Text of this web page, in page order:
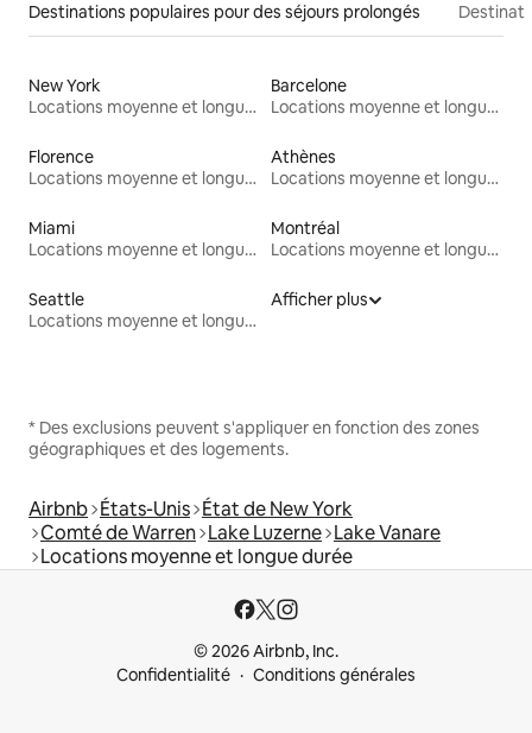
Destinations populaires pour des séjours prolongés
New York
Locations moyenne et longue durée
Barcelone
Locations moyenne et longue durée
Florence
Locations moyenne et longue durée
Athènes
Locations moyenne et longue durée
Miami
Locations moyenne et longue durée
Montréal
Locations moyenne et longue durée
Seattle
Locations moyenne et longue durée
Afficher plus
* Des exclusions peuvent s'appliquer en fonction des zones
géographiques et des logements.
Airbnb États-Unis État de New York
Comté de Warren Lake Luzerne Lake Vanare
Locations moyenne et longue durée
© 2026 Airbnb, Inc.
Confidentialité
Conditions générales